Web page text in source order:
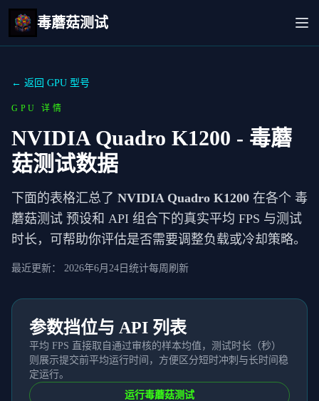
毒蘑菇测试
← 返回 GPU 型号
GPU 详情
NVIDIA Quadro K1200 - 毒蘑
菇测试数据
下面的表格汇总了 NVIDIA Quadro K1200 在各个 毒
蘑菇测试 预设和 API 组合下的真实平均 FPS 与测试
时长，可帮助你评估是否需要调整负载或冷却策略。
最近更新： 2026年6月24日 统计每周刷新
参数挡位与 API 列表
平均 FPS 直接取自通过审核的样本均值，测试时长（秒）
则展示提交前平均运行时间，方便区分短时冲刺与长时间稳
定运行。
运行毒蘑菇测试